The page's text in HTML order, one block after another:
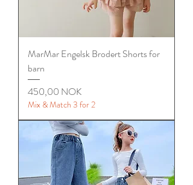
MarMar Engelsk Brodert Shorts for
barn
Цена
450,00 NOK
Mix & Match 3 for 2